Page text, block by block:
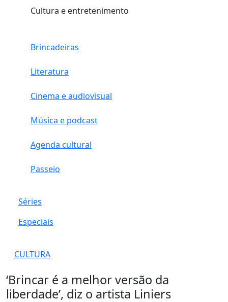
Cultura e entretenimento
Brincadeiras
Literatura
Cinema e audiovisual
Música e podcast
Agenda cultural
Passeio
Séries
Especiais
CULTURA
‘Brincar é a melhor versão da
liberdade’, diz o artista Liniers